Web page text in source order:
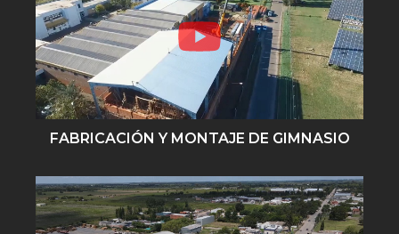
FABRICACIÓN Y MONTAJE DE GIMNASIO